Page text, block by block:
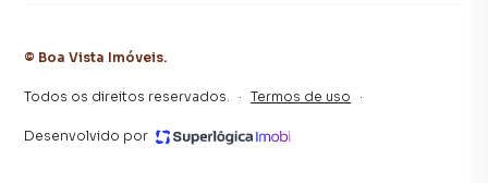
© Boa Vista Imóveis.
Todos os direitos reservados. · Termos de uso ·
Desenvolvido por